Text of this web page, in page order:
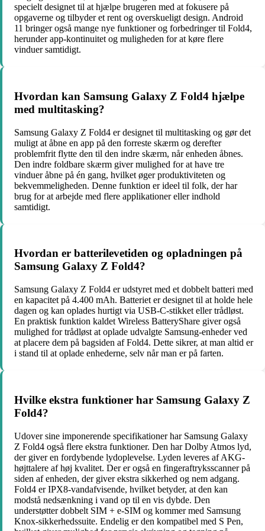
specielt designet til at hjælpe brugeren med at fokusere på
opgaverne og tilbyder et rent og overskueligt design. Android
11 bringer også mange nye funktioner og forbedringer til Fold4,
herunder app-kontinuitet og muligheden for at køre flere
vinduer samtidigt.
Hvordan kan Samsung Galaxy Z Fold4 hjælpe
med multitasking?
Samsung Galaxy Z Fold4 er designet til multitasking og gør det
muligt at åbne en app på den forreste skærm og derefter
problemfrit flytte den til den indre skærm, når enheden åbnes.
Den indre foldbare skærm giver mulighed for at have tre
vinduer åbne på én gang, hvilket øger produktiviteten og
bekvemmeligheden. Denne funktion er ideel til folk, der har
brug for at arbejde med flere applikationer eller indhold
samtidigt.
Hvordan er batterilevetiden og opladningen på
Samsung Galaxy Z Fold4?
Samsung Galaxy Z Fold4 er udstyret med et dobbelt batteri med
en kapacitet på 4.400 mAh. Batteriet er designet til at holde hele
dagen og kan oplades hurtigt via USB-C-stikket eller trådløst.
En praktisk funktion kaldet Wireless BatteryShare giver også
mulighed for trådløst at oplade udvalgte Samsung-enheder ved
at placere dem på bagsiden af Fold4. Dette sikrer, at man altid er
i stand til at oplade enhederne, selv når man er på farten.
Hvilke ekstra funktioner har Samsung Galaxy Z
Fold4?
Udover sine imponerende specifikationer har Samsung Galaxy
Z Fold4 også flere ekstra funktioner. Den har Dolby Atmos lyd,
der giver en fordybende lydoplevelse. Lyden leveres af AKG-
højttalere af høj kvalitet. Der er også en fingeraftryksscanner på
siden af enheden, der giver ekstra sikkerhed og nem adgang.
Fold4 er IPX8-vandafvisende, hvilket betyder, at den kan
modstå nedsænkning i vand op til en vis dybde. Den
understøtter dobbelt SIM + e-SIM og kommer med Samsung
Knox-sikkerhedssuite. Endelig er den kompatibel med S Pen,